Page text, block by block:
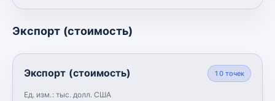
Экспорт (стоимость)
Экспорт (стоимость)
Ед. изм.: тыс. долл. США
10точек